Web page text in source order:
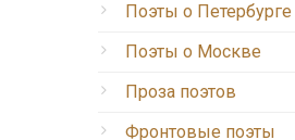
Поэты о Петербурге
Поэты о Москве
Проза поэтов
Фронтовые поэты